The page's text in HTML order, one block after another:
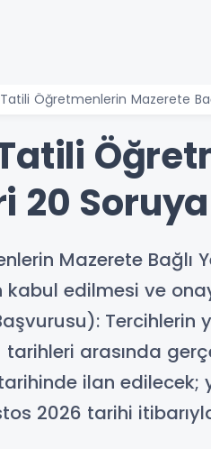
Tatili Öğretmenlerin Mazerete
Tatili
20
Mazerete
kabul edilmesi ve
Tercihlerin
arasında
ilan
2026 tarihi